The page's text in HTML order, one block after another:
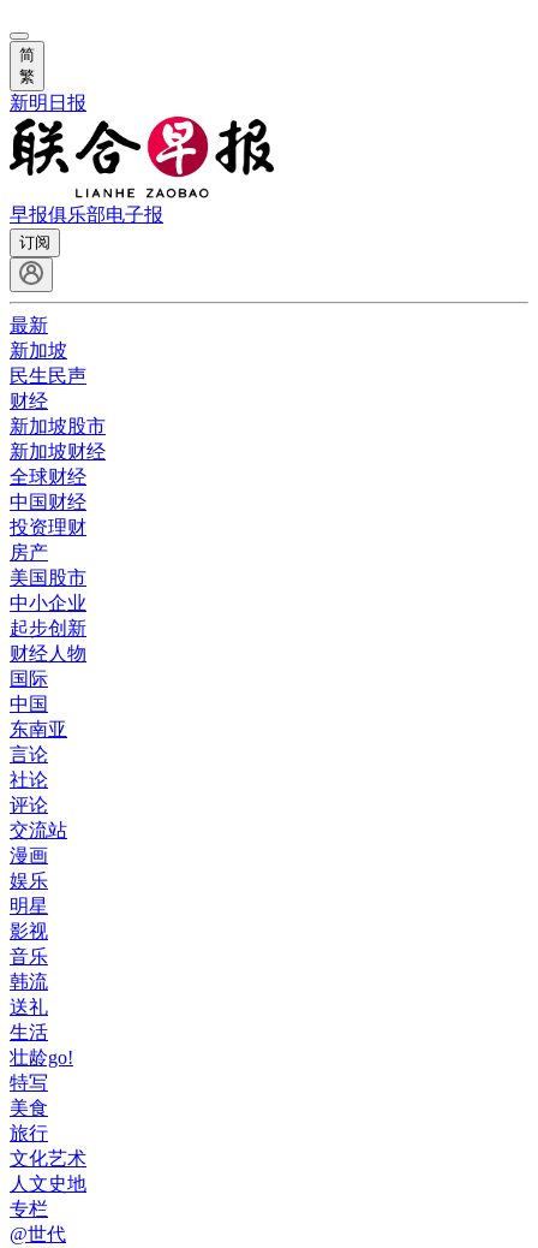
简
繁
新明日报
早报俱乐部电子报
订阅
最新
新加坡
民生民声
财经
新加坡股市
新加坡财经
全球财经
中国财经
投资理财
房产
美国股市
中小企业
起步创新
财经人物
国际
中国
东南亚
言论
社论
评论
交流站
漫画
娱乐
明星
影视
音乐
韩流
送礼
生活
壮龄go!
特写
美食
旅行
文化艺术
人文史地
专栏
@世代